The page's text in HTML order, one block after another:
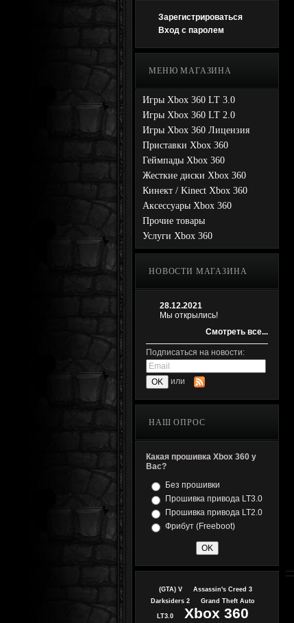
Зарегистрироваться
Вход с паролем
МЕНЮ МАГАЗИНА
Игры Xbox 360 LT 3.0
Игры Xbox 360 LT 2.0
Игры Xbox 360 Лицензия
Приставки Xbox 360
Геймпады Xbox 360
Жесткие диски Xbox 360
Кинект / Kinect Xbox 360
Аксессуары Xbox 360
Прочие товары
Услуги Xbox 360
НОВОСТИ МАГАЗИНА
28.12.2021
Мы открылись!
Смотреть все...
Подписаться на новости:
или
НАШ ОПРОС
Какая прошивка Xbox 360 у
Вас?
Без прошивки
Прошивка привода LT3.0
Прошивка привода LT2.0
Фрибут (Freeboot)
(GTA) V
Assassin's Creed 3
Darksiders 2
Grand Theft Auto
LT3.0 Xbox 360